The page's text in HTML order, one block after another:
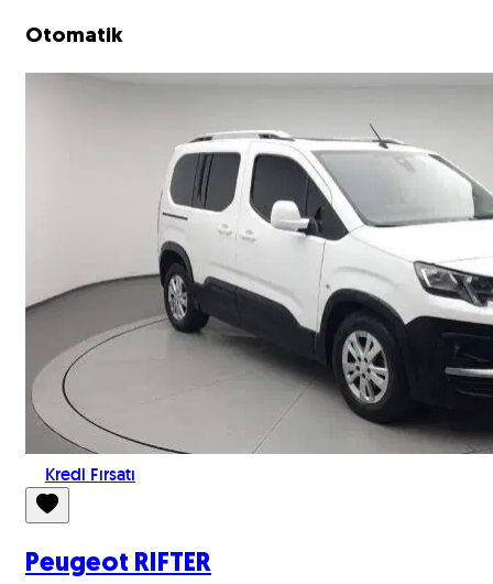
Otomatik
Kredi Fırsatı
Peugeot RIFTER